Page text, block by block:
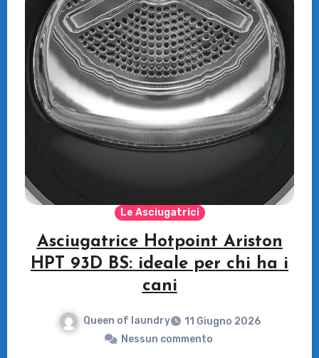
Le Asciugatrici
Asciugatrice Hotpoint Ariston
HPT 93D BS: ideale per chi ha i
cani
Queen of laundry
11 Giugno 2026
Nessun commento